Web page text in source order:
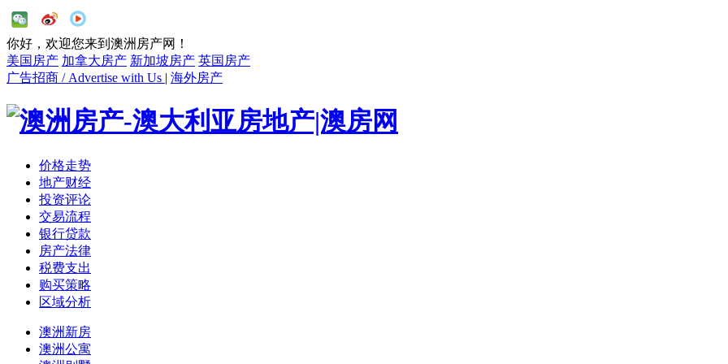
你好，欢迎您来到澳洲房产网！
美国房产 加拿大房产 新加坡房产 英国房产
广告招商 / Advertise with Us | 海外房产
价格走势
地产财经
投资评论
交易流程
银行贷款
房产法律
税费支出
购买策略
区域分析
澳洲新房
澳洲公寓